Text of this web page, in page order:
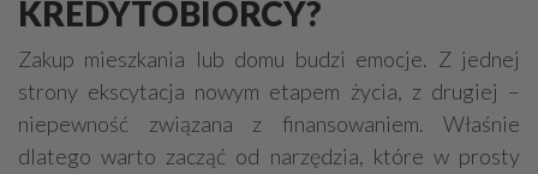
Metaloplastyka, kowalstwo artystyczne
Domy ekologiczne
Uzdatnianie wody
Prace ziemne, fundamenty, wykopy
Ogrody zimowe
Obiekty rolnicze
Studnie
Finanse
KREDYTOBIORCY?
Zakup mieszkania lub domu budzi emocje. Z jednej
strony ekscytacja nowym etapem życia, z drugiej –
niepewność związana z finansowaniem. Właśnie
dlatego warto zacząć od narzędzia, które w prosty